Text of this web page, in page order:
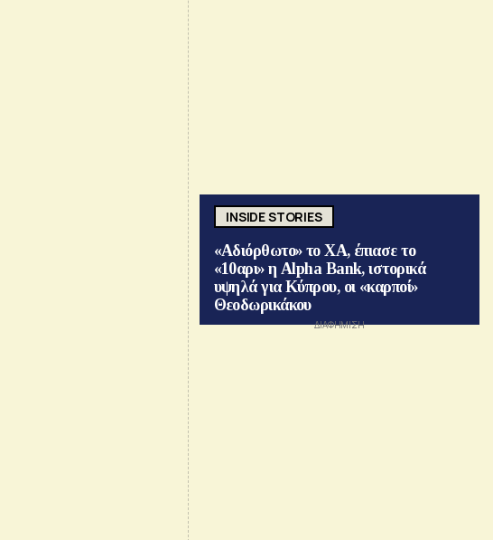
INSIDE STORIES
«Αδιόρθωτο» το ΧΑ, έπιασε το
«10αρι» η Alpha Bank, ιστορικά
υψηλά για Κύπρου, οι «καρποί»
Θεοδωρικάκου